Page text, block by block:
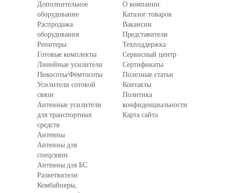
Дополнительное
оборудование
Распродажа
оборудования
Репитеры
Готовые комплекты
Линейные усилители
Пикосоты/Фемтосоты
Усилители сотовой
связи
Антенные усилители
для транспортных
средств
Антенны
Антенны для
спецсвязи
Антенны для БС
Разветвители
Комбайнеры,
О компании
Каталог товаров
Вакансии
Представители
Техподдержка
Сервисный центр
Сертификаты
Полезные статьи
Контакты
Политика
конфиденциальности
Карта сайта